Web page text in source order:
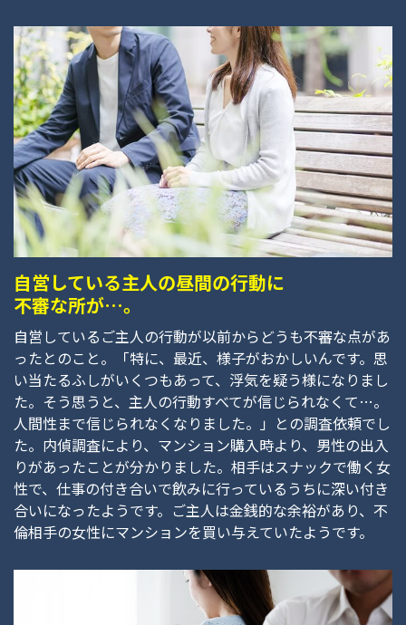
自営している主人の昼間の行動に
不審な所が…。
自営しているご主人の行動が以前からどうも不審な点があ
ったとのこと。「特に、最近、様子がおかしいんです。思
い当たるふしがいくつもあって、浮気を疑う様になりまし
た。そう思うと、主人の行動すべてが信じられなくて…。
人間性まで信じられなくなりました。」との調査依頼でし
た。内偵調査により、マンション購入時より、男性の出入
りがあったことが分かりました。相手はスナックで働く女
性で、仕事の付き合いで飲みに行っているうちに深い付き
合いになったようです。ご主人は金銭的な余裕があり、不
倫相手の女性にマンションを買い与えていたようです。